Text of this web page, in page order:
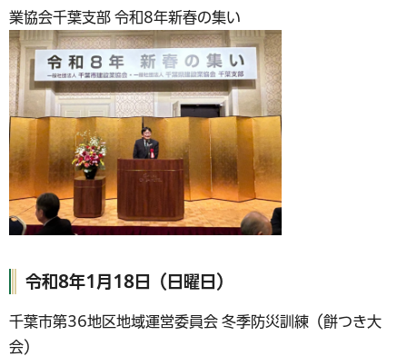
業協会千葉支部 令和8年新春の集い
令和8年1月18日（日曜日）
千葉市第36地区地域運営委員会 冬季防災訓練（餅つき大
会）